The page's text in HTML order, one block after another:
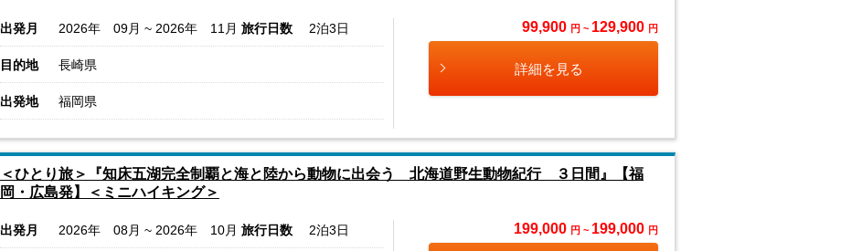
出発月 2026年 09月 ~ 2026年 11月 旅行日数 2泊3日
目的地 長崎県
出発地 福岡県
99,900 円 ~ 129,900 円
詳細を見る
＜ひとり旅＞『知床五湖完全制覇と海と陸から動物に出会う 北海道野生動物紀行 ３日間』【福
岡・広島発】＜ミニハイキング＞
出発月 2026年 08月 ~ 2026年 10月 旅行日数 2泊3日 199,000 円 ~ 199,000 円